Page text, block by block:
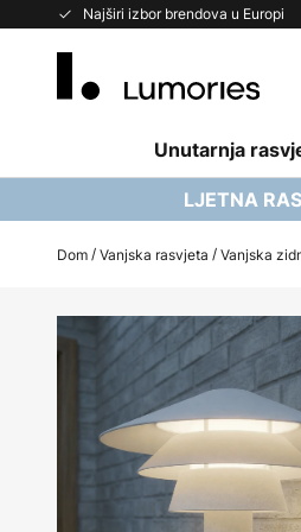
Najširi izbor brendova u Europi
Skip
Unutarnja
LJETNA
Dom Vanjska rasvjeta Vanjska
to